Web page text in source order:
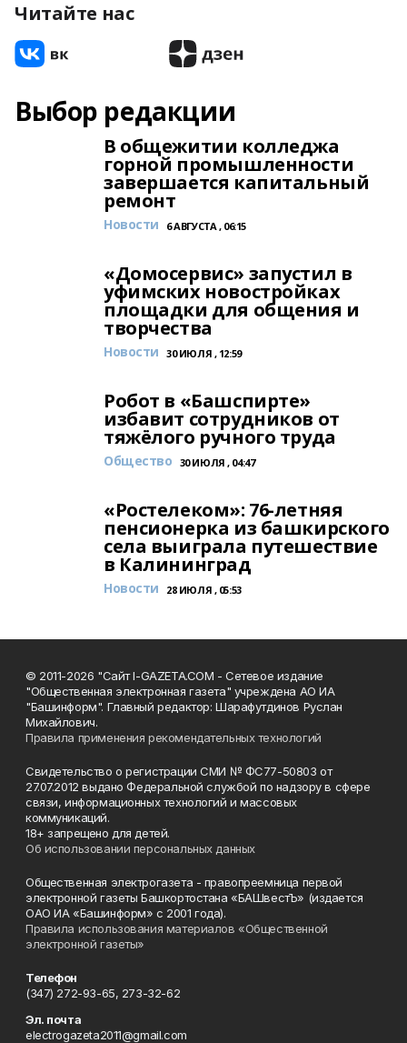
Читайте нас
Выбор редакции
В общежитии колледжа
горной промышленности
завершается капитальный
ремонт
Новости 6 АВГУСТА , 06:15
«Домосервис» запустил в
уфимских новостройках
площадки для общения и
творчества
Новости 30 ИЮЛЯ , 12:59
Робот в «Башспирте»
избавит сотрудников от
тяжёлого ручного труда
Общество 30 ИЮЛЯ , 04:47
«Ростелеком»: 76-летняя
пенсионерка из башкирского
села выиграла путешествие
в Калининград
Новости 28 ИЮЛЯ , 05:53
© 2011-2026 "Сайт I-GAZETA.COM - Сетевое издание
"Общественная электронная газета" учреждена АО ИА
"Башинформ". Главный редактор: Шарафутдинов Руслан
Михайлович.
Правила применения рекомендательных технологий
Свидетельство о регистрации СМИ № ФС77-50803 от
27.07.2012 выдано Федеральной службой по надзору в сфере
связи, информационных технологий и массовых
коммуникаций.
18+ запрещено для детей.
Об использовании персональных данных
Общественная электрогазета - правопреемница первой
электронной газеты Башкортостана «БАШвестЪ» (издается
ОАО ИА «Башинформ» с 2001 года).
Правила использования материалов «Общественной
электронной газеты»
Телефон
(347) 272-93-65, 273-32-62
Эл. почта
electrogazeta2011@gmail.com